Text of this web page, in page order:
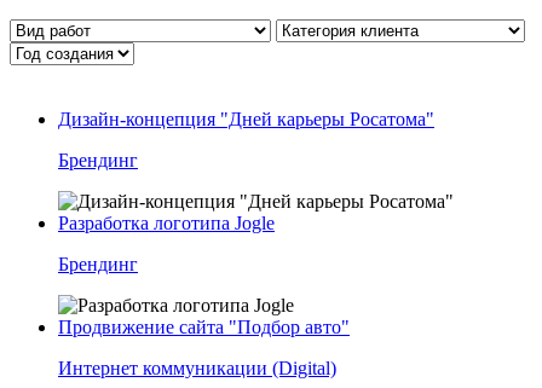
Дизайн-концепция "Дней карьеры Росатома"
Брендинг
Разработка логотипа Jogle
Брендинг
Продвижение сайта "Подбор авто"
Интернет коммуникации (Digital)